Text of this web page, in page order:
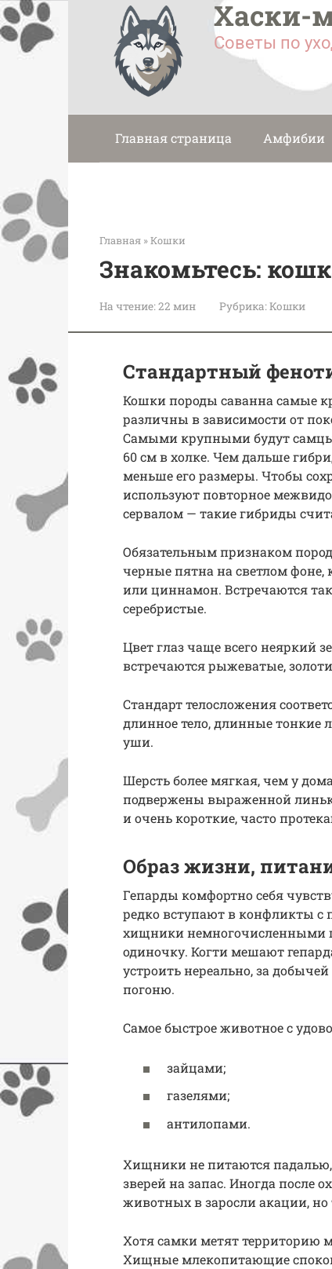
Перейти
к
контенту
Хаски-
Советы по
Главная страница Амфибии
Главная »Кошки
Знакомьтесь:
На чтение:22 мин Рубрика:Кошки
Стандартный
Кошки породы саванна самые
различны в зависимости от
Самыми крупными будут самцы
60 см в холке. Чем дальше
меньше его размеры. Чтобы
используют повторное
сервалом — такие гибриды
Обязательным признаком
черные пятна на светлом
или циннамон. Встречаются
серебристые.
Цвет глаз чаще всего неяркий
встречаются рыжеватые,
Стандарт телосложения
длинное тело, длинные
уши.
Шерсть более мягкая, чем у
подвержены выраженной
и очень короткие, часто
Образ жизни,
Гепарды комфортно себя
редко вступают в конфликты с
хищники немногочисленными
одиночку. Когти мешают
устроить нереально, за
погоню.
Самое быстрое животное с
зайцами;
газелями;
антилопами.
Хищники не питаются
зверей на запас. Иногда после
животных в заросли акации,
Хотя самки метят территорию
Хищные млекопитающие